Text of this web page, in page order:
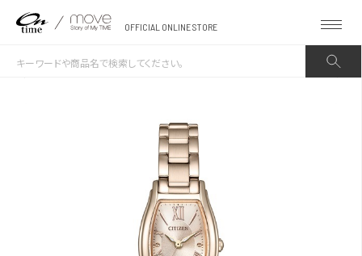
OFFICIAL ONLINE STORE